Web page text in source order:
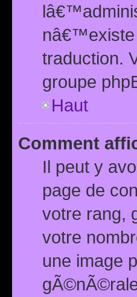
nâ€™existe
traduction.
groupe
Haut
Comment
Il peut y
page de
votre rang,
votre
une image